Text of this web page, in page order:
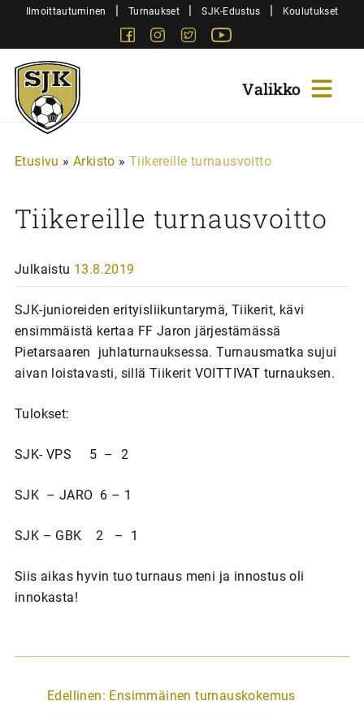
SiirryIlmoittautuminen | Turnaukset | SJK-Edustus | Koulutukset
FacebookInstagram
Twitter
Sjk-
Juniorit
Etusivu » Arkisto » Tiikereille turnausvoitto
Tiikereille turnausvoitto
Julkaistu 13.8.2019
SJK-junioreiden erityisliikuntarymä, Tiikerit, kävi
ensimmäistä kertaa FF Jaron järjestämässä
Pietarsaaren juhlaturnauksessa. Turnausmatka sujui
aivan loistavasti, sillä Tiikerit VOITTIVAT turnauksen.
Tulokset:
SJK- VPS 5 – 2
SJK – JARO 6 – 1
SJK – GBK 2 – 1
Siis aikas hyvin tuo turnaus meni ja innostus oli
innokasta!
A
Edellinen: Ensimmäinen turnauskokemus